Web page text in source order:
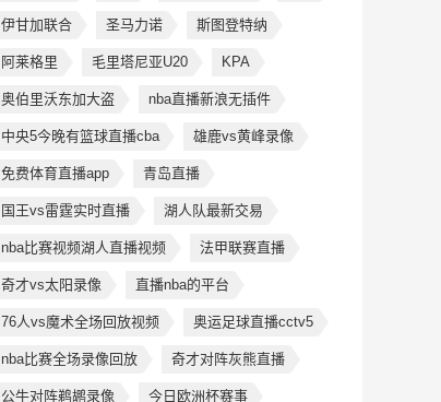
伊甘加联合 圣马力诺 斯图登特纳
阿莱格里 毛里塔尼亚U20 KPA
奥伯里沃东加大盗 nba直播新浪无插件
中央5今晚有篮球直播cba 雄鹿vs黄峰录像
免费体育直播app 青岛直播
国王vs雷霆实时直播 湖人队最新交易
nba比赛视频湖人直播视频 法甲联赛直播
奇才vs太阳录像 直播nba的平台
76人vs魔术全场回放视频 奥运足球直播cctv5
nba比赛全场录像回放 奇才对阵灰熊直播
公牛对阵鹈鹕录像 今日欧洲杯赛事